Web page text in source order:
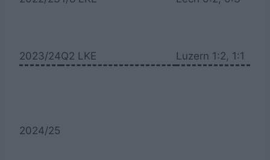
2023/24Q2 LKE Luzern 1:2, 1:1
2024/25